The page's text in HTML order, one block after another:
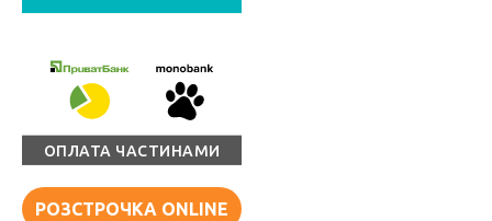
ОПЛАТА ЧАСТИНАМИ
РОЗСТРОЧКА ONLINE